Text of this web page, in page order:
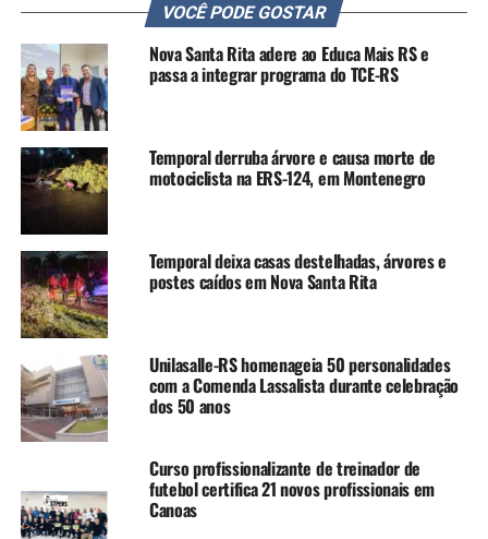
“O Hospital Universitário
enfrentava dificuldades
constantes com problemas
técnicos no antigo
aparelho, o que gerava
transtornos para pacientes
e profissionais. A entrega
desse novo equipamento
mostra o nosso
compromisso em investir e
qualificar a saúde pública
para atender melhor a
população”, afirmou.
Segundo a secretária municipal da Saúde, Ana Boll, o
VOCÊ PODE GOSTAR
Nova Santa Rita adere ao Educa Mais RS e
passa a integrar programa do TCE-RS
Temporal derruba árvore e causa morte de
motociclista na ERS-124, em Montenegro
Temporal deixa casas destelhadas, árvores e
postes caídos em Nova Santa Rita
Unilasalle-RS homenageia 50 personalidades
com a Comenda Lassalista durante celebração
dos 50 anos
Curso profissionalizante de treinador de
futebol certifica 21 novos profissionais em
Canoas